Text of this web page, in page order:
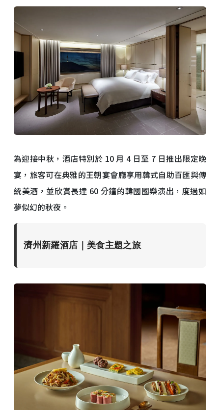
為迎接中秋，酒店特別於 10 月 4 日至 7 日推出限定晚
宴，旅客可在典雅的王朝宴會廳享用韓式自助百匯與傳
統美酒，並欣賞長達 60 分鐘的韓國國樂演出，度過如
夢似幻的秋夜。
濟州新羅酒店｜美食主題之旅